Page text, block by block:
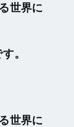
世界に
。
世界に